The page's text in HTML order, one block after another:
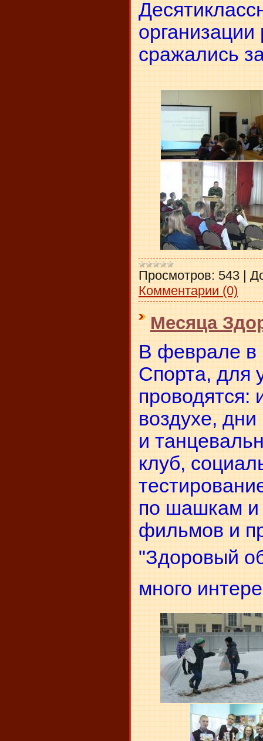
сражались
Просмотров: 543 |
Комментарии (0)
Месяца
В феврале в
Спорта, для
проводятся:
воздухе, дни
и
клуб,
по шашкам
фильмов и
"Здоровый
много